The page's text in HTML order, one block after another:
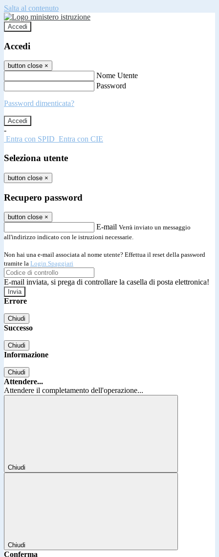
Salta al contenuto
Accedi
Accedi
button close ×
Nome Utente
Password
Password dimenticata?
-
Entra con SPID Entra con CIE
Seleziona utente
button close ×
Recupero password
button close ×
E-mail Verrà inviato un messaggio
all'indirizzo indicato con le istruzioni necessarie.
Non hai una e-mail associata al nome utente? Effettua il reset della password
tramite la Login Spaggiari
E-mail inviata, si prega di controllare la casella di posta elettronica!
Errore
Chiudi
Successo
Chiudi
Informazione
Chiudi
Attendere...
Attendere il completamento dell'operazione...
Chiudi
Chiudi
Conferma